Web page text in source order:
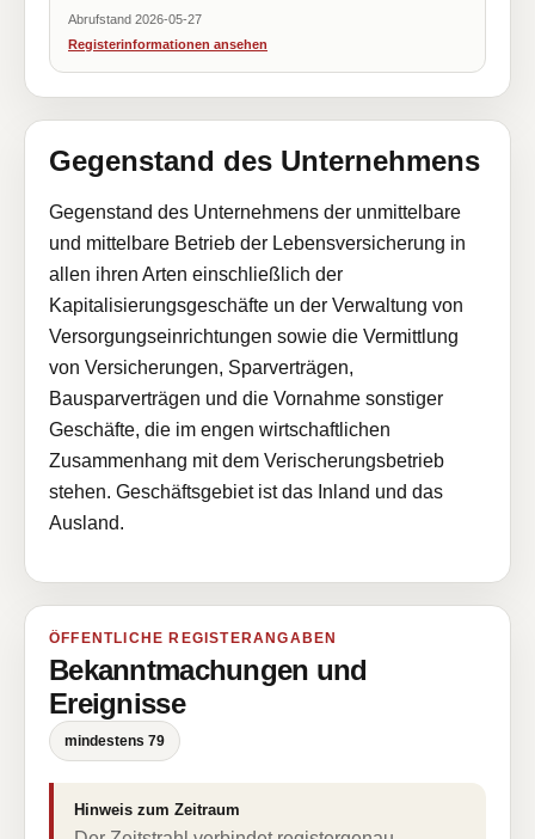
Abrufstand 2026-05-27
Registerinformationen ansehen
Gegenstand des Unternehmens
Gegenstand des Unternehmens der unmittelbare
und mittelbare Betrieb der Lebensversicherung in
allen ihren Arten einschließlich der
Kapitalisierungsgeschäfte un der Verwaltung von
Versorgungseinrichtungen sowie die Vermittlung
von Versicherungen, Sparverträgen,
Bausparverträgen und die Vornahme sonstiger
Geschäfte, die im engen wirtschaftlichen
Zusammenhang mit dem Verischerungsbetrieb
stehen. Geschäftsgebiet ist das Inland und das
Ausland.
ÖFFENTLICHE REGISTERANGABEN
Bekanntmachungen und
Ereignisse
mindestens 79
Hinweis zum Zeitraum